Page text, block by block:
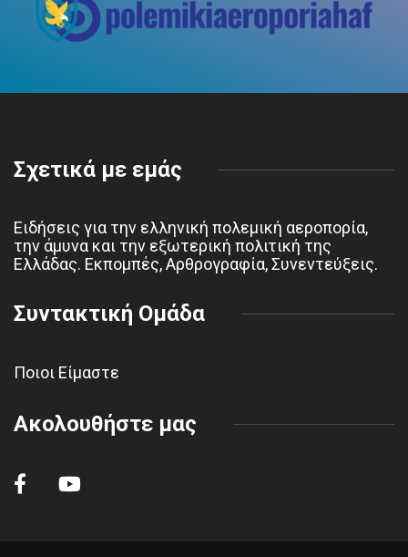
Σχετικά με εμάς
Ειδήσεις για την ελληνική πολεμική αεροπορία,
την άμυνα και την εξωτερική πολιτική της
Ελλάδας. Εκπομπές, Αρθρογραφία, Συνεντεύξεις.
Συντακτική Ομάδα
Ποιοι Είμαστε
Ακολουθήστε μας